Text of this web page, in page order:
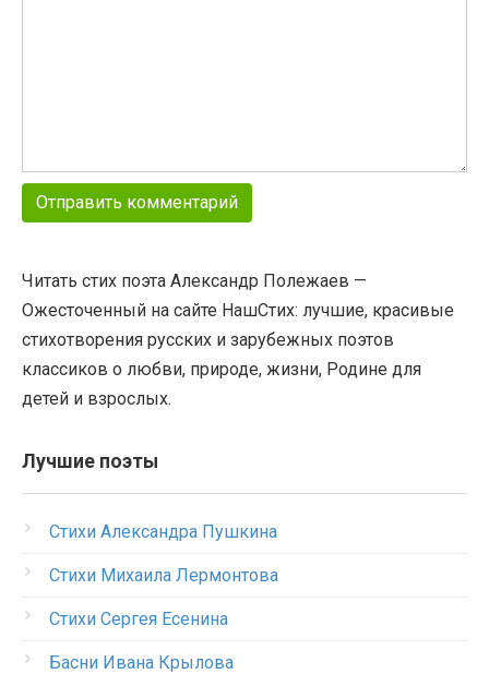
Читать стих поэта Александр Полежаев —
Ожесточенный на сайте НашСтих: лучшие, красивые
стихотворения русских и зарубежных поэтов
классиков о любви, природе, жизни, Родине для
детей и взрослых.
Лучшие поэты
Стихи Александра Пушкина
Стихи Михаила Лермонтова
Стихи Сергея Есенина
Басни Ивана Крылова